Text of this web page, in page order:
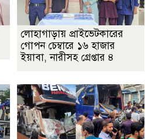
লোহাগাড়ায় প্রাইভেটকারের
গোপন চেম্বারে ১৬ হাজার
ইয়াবা, নারীসহ গ্রেপ্তার ৪